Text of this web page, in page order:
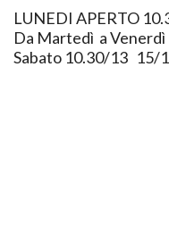
LUNEDI APERTO
Da Martedì a
Sabato 10.30/13 15/